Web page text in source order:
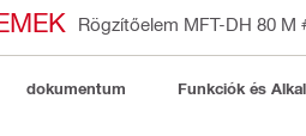
Rögzítőelem MFT-DH 80 M
dokumentum Funkciók és